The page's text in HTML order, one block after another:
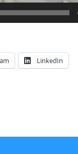
LinkedIn